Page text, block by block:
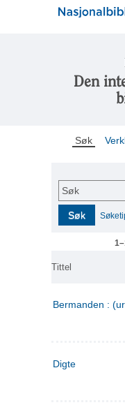
Den
Søk
Søk
Søk
Tittel
Bermanden :
Digte